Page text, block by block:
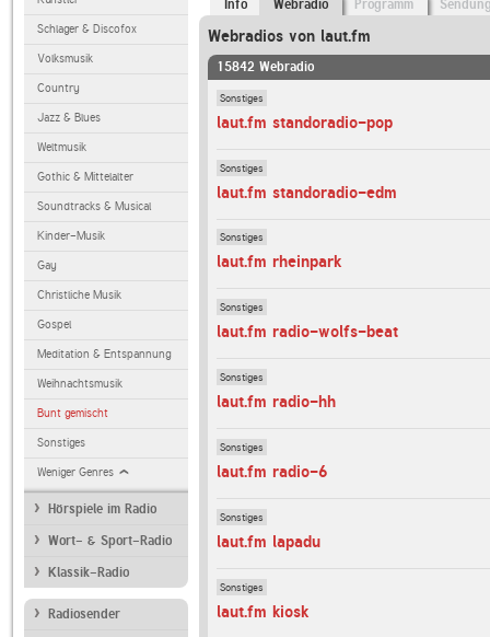
Schlager & Discofox
Volksmusik
Country
Jazz & Blues
Weltmusik
Gothic & Mittelalter
Soundtracks & Musical
Kinder-Musik
Gay
Christliche Musik
Gospel
Meditation & Entspannung
Weihnachtsmusik
Bunt gemischt
Sonstiges
Weniger Genres
Hörspiele im Radio
Wort- & Sport-Radio
Klassik-Radio
Radiosender
Info Webradio Programm
Webradios von laut.fm
15842 Webradio
Sonstiges
laut.fm standoradio-pop
Sonstiges
laut.fm standoradio-edm
Sonstiges
laut.fm rheinpark
Sonstiges
laut.fm radio-wolfs-beat
Sonstiges
laut.fm radio-hh
Sonstiges
laut.fm radio-6
Sonstiges
laut.fm lapadu
Sonstiges
laut.fm kiosk